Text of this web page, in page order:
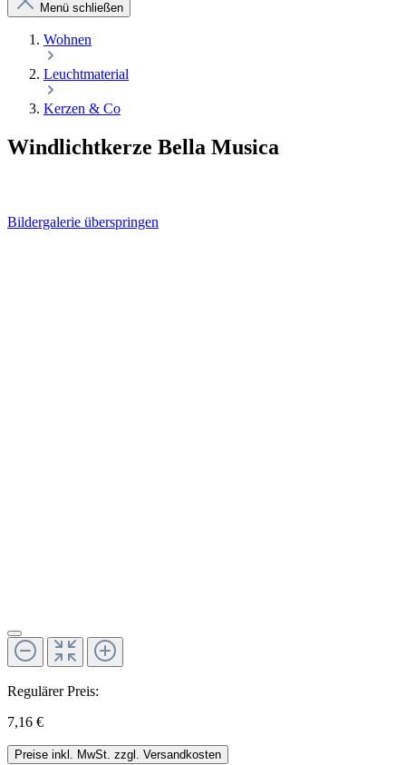
Menü schließen
Wohnen
Leuchtmaterial
Kerzen & Co
Windlichtkerze Bella Musica
Bildergalerie überspringen
Regulärer Preis:
7,16 €
Preise inkl. MwSt. zzgl. Versandkosten